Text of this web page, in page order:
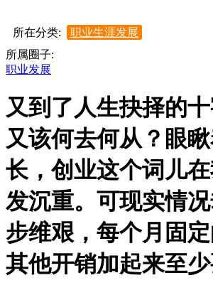
所在分类:
职业生涯发展
所属圈子:
职业发展
又到了人生抉择的十
又该何去何从？眼
长，创业这个词儿
发沉重。可现实情
步维艰，每个月固
其他开销加起来至